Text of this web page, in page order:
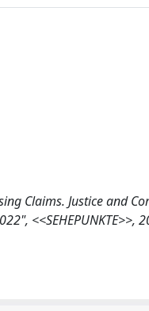
Claims. Justice and